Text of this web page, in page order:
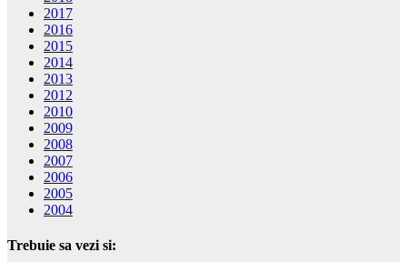
2017
2016
2015
2014
2013
2012
2010
2009
2008
2007
2006
2005
2004
Trebuie sa vezi si: